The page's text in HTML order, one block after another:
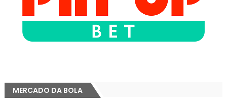
MERCADO DA BOLA